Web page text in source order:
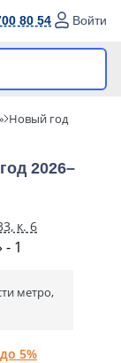
80 54 Войти
Новый год
2026–
к. 6
метро,
5%